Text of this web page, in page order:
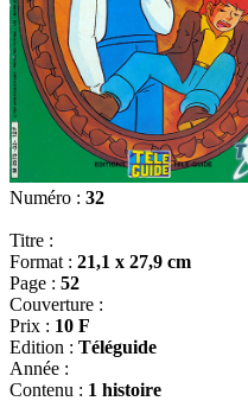
Numéro : 32
Titre :
Format : 21,1 x 27,9 cm
Page : 52
Couverture :
Prix : 10 F
Edition : Téléguide
Année :
Contenu : 1 histoire